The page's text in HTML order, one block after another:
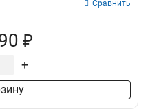
Сравнить
₽
+